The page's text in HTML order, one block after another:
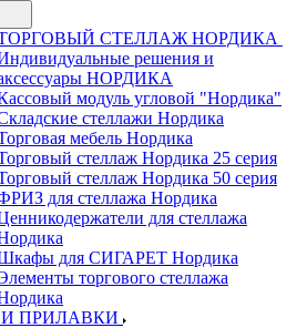
СТЕЛЛАЖ НОРДИКА
решения и
НОРДИКА
модуль угловой "Нордика"
стеллажи Нордика
мебель Нордика
стеллаж Нордика 25 серия
стеллаж Нордика 50 серия
для стеллажа Нордика
для стеллажа
для СИГАРЕТ Нордика
торгового стеллажа
ПРИЛАВКИ